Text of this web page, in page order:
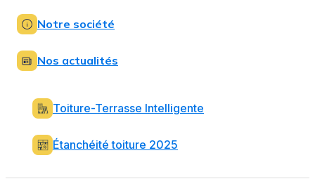
Notre société
Nos actualités
Toiture-Terrasse Intelligente
Étanchéité toiture 2025